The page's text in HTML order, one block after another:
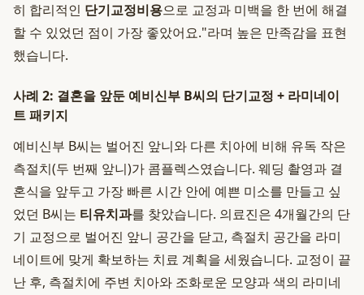
히 합리적인 단기교정비용으로 교정과 미백을 한 번에 해결
할 수 있었던 점이 가장 좋았어요."라며 높은 만족감을 표현
했습니다.
사례 2: 결혼을 앞둔 예비신부 B씨의 단기교정 + 라미네이
트 패키지
예비신부 B씨는 벌어진 앞니와 다른 치아에 비해 유독 작은
측절치(두 번째 앞니)가 콤플렉스였습니다. 웨딩 촬영과 결
혼식을 앞두고 가장 빠른 시간 안에 예쁜 미소를 만들고 싶
었던 B씨는 티유치과를 찾았습니다. 의료진은 4개월간의 단
기 교정으로 벌어진 앞니 공간을 닫고, 측절치 공간을 라미
네이트에 맞게 확보하는 치료 계획을 세웠습니다. 교정이 끝
난 후, 측절치에 주변 치아와 조화로운 모양과 색의 라미네